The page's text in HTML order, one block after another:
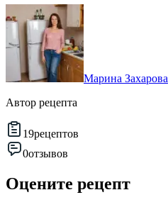
Марина Захарова
Автор рецепта
19рецептов
0отзывов
Оцените рецепт